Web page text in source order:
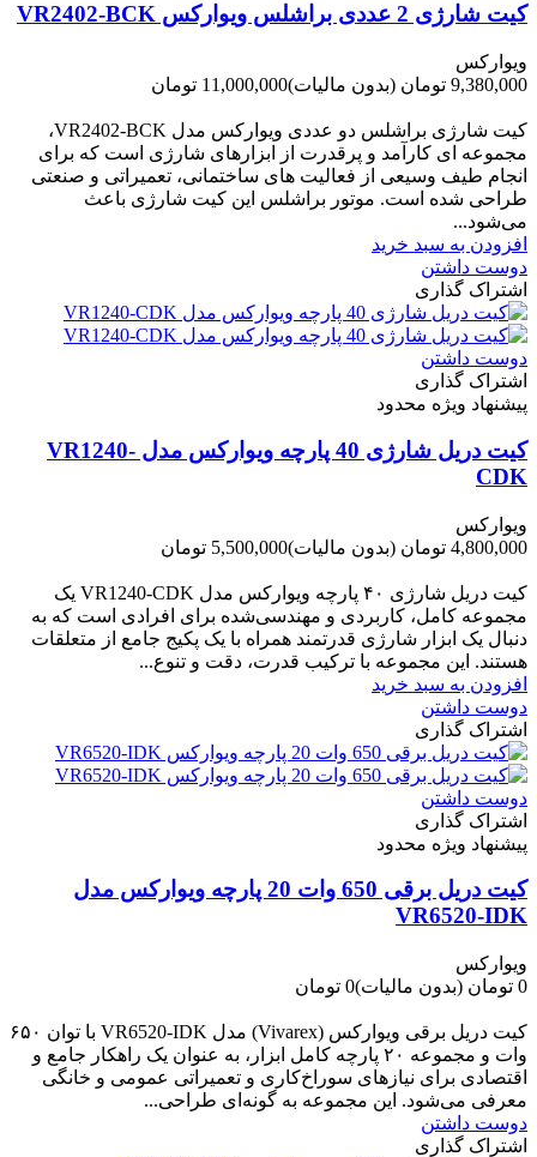
کیت شارژی 2 عددی براشلس ویوارکس VR2402-BCK
ویوارکس
9,380,000 تومان
(بدون مالیات)11,000,000 تومان
کیت شارژی براشلس دو عددی ویوارکس مدل VR2402-BCK،
مجموعه ای کارآمد و پرقدرت از ابزارهای شارژی است که برای
انجام طیف وسیعی از فعالیت های ساختمانی، تعمیراتی و صنعتی
طراحی شده است. موتور براشلس این کیت شارژی باعث
می‌شود...
افزودن به سبد خرید
دوست داشتن
اشتراک گذاری
دوست داشتن
اشتراک گذاری
پیشنهاد ویژه محدود
کیت دریل شارژی 40 پارچه ویوارکس مدل VR1240-
CDK
ویوارکس
4,800,000 تومان
(بدون مالیات)5,500,000 تومان
کیت دریل شارژی ۴۰ پارچه ویوارکس مدل VR1240‑CDK یک
مجموعه کامل، کاربردی و مهندسی‌شده برای افرادی است که به
دنبال یک ابزار شارژی قدرتمند همراه با یک پکیج جامع از متعلقات
هستند. این مجموعه با ترکیب قدرت، دقت و تنوع...
افزودن به سبد خرید
دوست داشتن
اشتراک گذاری
دوست داشتن
اشتراک گذاری
پیشنهاد ویژه محدود
کیت دریل برقی 650 وات 20 پارچه ویوارکس مدل
VR6520-IDK
ویوارکس
0 تومان
(بدون مالیات)0 تومان
کیت دریل برقی ویوارکس (Vivarex) مدل VR6520-IDK با توان ۶۵۰
وات و مجموعه ۲۰ پارچه کامل ابزار، به عنوان یک راهکار جامع و
اقتصادی برای نیازهای سوراخ‌کاری و تعمیراتی عمومی و خانگی
معرفی می‌شود. این مجموعه به گونه‌ای طراحی...
دوست داشتن
اشتراک گذاری